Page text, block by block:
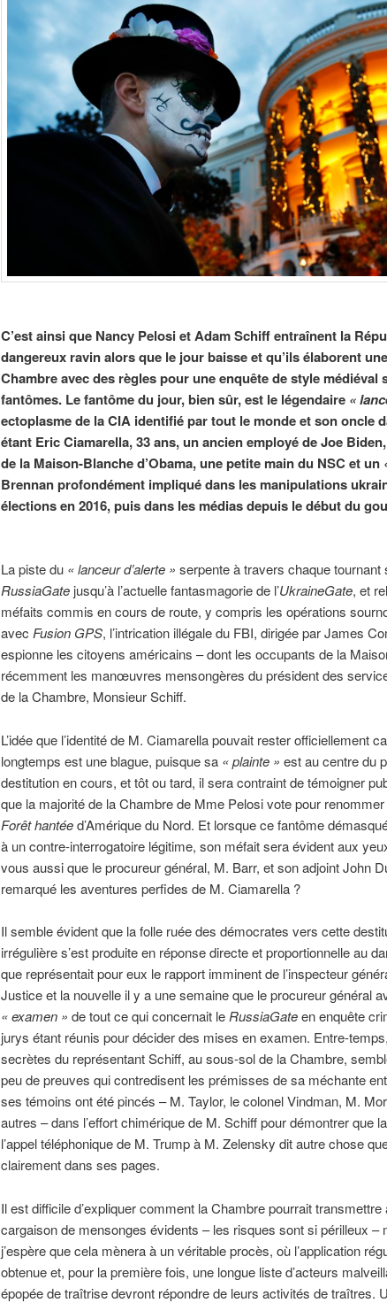
C’est ainsi que Nancy Pelosi et Adam Schiff entraînent la
dangereux ravin alors que le jour baisse et qu’ils élaborent
Chambre avec des règles pour une enquête de style médiéval
fantômes. Le fantôme du jour, bien sûr, est le légendaire «
ectoplasme de la CIA identifié par tout le monde et son oncle
étant Eric Ciamarella, 33 ans, un ancien employé de Joe
de la Maison-Blanche d’Obama, une petite main du NSC et un
Brennan profondément impliqué dans les manipulations
élections en 2016, puis dans les médias depuis le début du
La piste du « lanceur d’alerte » serpente à travers chaque tournant
RussiaGatejusqu’à l’actuelle fantasmagorie de l’UkraineGate, et
méfaits commis en cours de route, y compris les opérations
avec Fusion GPS, l’intrication illégale du FBI, dirigée par James
espionne les citoyens américains – dont les occupants de la
récemment les manœuvres mensongères du président des
de la Chambre, Monsieur Schiff.
L’idée que l’identité de M. Ciamarella pouvait rester officiellement
longtemps est une blague, puisque sa « plainte » est au centre du
destitution en cours, et tôt ou tard, il sera contraint de témoigner
que la majorité de la Chambre de Mme Pelosi vote pour
Forêt hantéed’Amérique du Nord. Et lorsque ce fantôme
à un contre-interrogatoire légitime, son méfait sera évident aux
vous aussi que le procureur général, M. Barr, et son adjoint John
remarqué les aventures perfides de M. Ciamarella ?
Il semble évident que la folle ruée des démocrates vers cette
irrégulière s’est produite en réponse directe et proportionnelle au
que représentait pour eux le rapport imminent de l’inspecteur
Justice et la nouvelle il y a une semaine que le procureur général
« examen » de tout ce qui concernait leRussiaGateen enquête
jurys étant réunis pour décider des mises en examen. Entre-
secrètes du représentant Schiff, au sous-sol de la Chambre,
peu de preuves qui contredisent les prémisses de sa méchante
ses témoins ont été pincés – M. Taylor, le colonel Vindman, M.
autres – dans l’effort chimérique de M. Schiff pour démontrer que
l’appel téléphonique de M. Trump à M. Zelensky dit autre chose
clairement dans ses pages.
Il est difficile d’expliquer comment la Chambre pourrait transmettre
cargaison de mensonges évidents – les risques sont si périlleux –
j’espère que cela mènera à un véritable procès, où l’application
obtenue et, pour la première fois, une longue liste d’acteurs
épopée de traîtrise devront répondre de leurs activités de traîtres.